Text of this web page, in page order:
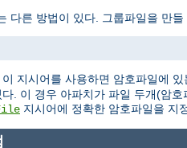
다른 방법이 있다. 그룹파일을 만
지시어를 사용하면 암호파일에
. 이 경우 아파치가 파일 두개(암
지시어에 정확한 암호파일을 지